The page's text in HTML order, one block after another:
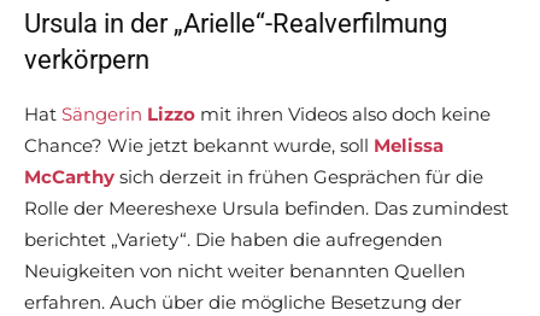
Ursula in der „Arielle“-Realverfilmung
verkörpern
Hat Sängerin Lizzo mit ihren Videos also doch keine
Chance? Wie jetzt bekannt wurde, soll Melissa
McCarthy sich derzeit in frühen Gesprächen für die
Rolle der Meereshexe Ursula befinden. Das zumindest
berichtet „Variety“. Die haben die aufregenden
Neuigkeiten von nicht weiter benannten Quellen
erfahren. Auch über die mögliche Besetzung der